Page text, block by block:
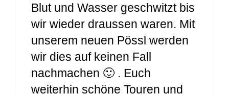
Blut und Wasser geschwitzt bis
wir wieder draussen waren. Mit
unserem neuen Pössl werden
wir dies auf keinen Fall
nachmachen 🙂 . Euch
weiterhin schöne Touren und